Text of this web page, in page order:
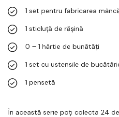
1 set pentru fabricarea
1 sticluță de rășină
0 – 1 hârtie de bunătăți
1 set cu ustensile de
1 pensetă
În această serie poți colecta 24